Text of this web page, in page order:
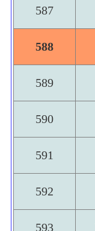
587
588
589
590
591
592
593